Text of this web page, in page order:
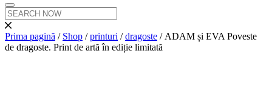
Prima pagină / Shop /printuri /dragoste / ADAM și EVA Poveste
de dragoste. Print de artă în ediție limitată